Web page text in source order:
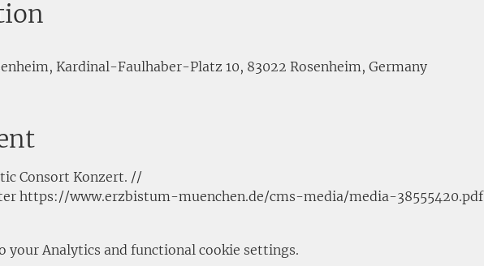
Kardinal-Faulhaber-Platz 10, 83022 Rosenheim, Germany
Consort Konzert. //
https://www.erzbistum-muenchen.de/cms-media/media-38555420.pdf
your Analytics and functional cookie settings.